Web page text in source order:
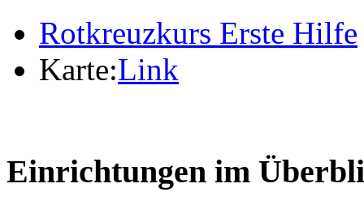
Rotkreuzkurs Erste Hilfe
Karte:Link
Einrichtungen im